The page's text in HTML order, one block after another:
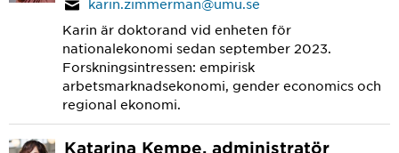
karin.zimmerman@umu.se
Karin är doktorand vid enheten för
nationalekonomi sedan september 2023.
Forskningsintressen: empirisk
arbetsmarknadsekonomi, gender economics och
regional ekonomi.
Katarina Kempe, administratör